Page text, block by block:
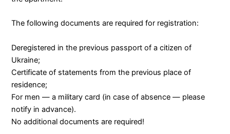
The following documents are required for registration:
Deregistered in the previous passport of a citizen of
Ukraine;
Certificate of statements from the previous place of
residence;
For men — a military card (in case of absence — please
notify in advance).
No additional documents are required!